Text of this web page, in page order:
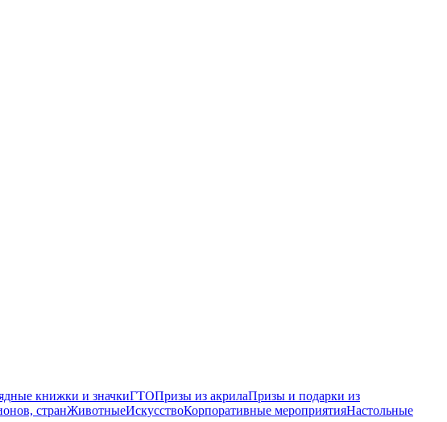
книжки и значкиГТОПризы из акрилаПризы и подарки из
странЖивотныеИскусствоКорпоративные мероприятияНастольные